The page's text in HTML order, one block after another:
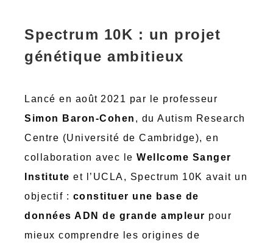
Spectrum 10K : un projet
génétique ambitieux
Lancé en août 2021 par le professeur
Simon Baron-Cohen , du Autism Research
Centre (Université de Cambridge), en
collaboration avec le Wellcome Sanger
Institute et l’UCLA, Spectrum 10K avait un
objectif : constituer une base de
données ADN de grande ampleur pour
mieux comprendre les origines de